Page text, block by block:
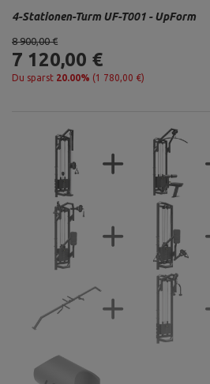
8 900,00 €
7 120,00 €
Du sparst 20.00% (1 780,00 €)
4-Stationen-Turm UF-T001 - UpForm